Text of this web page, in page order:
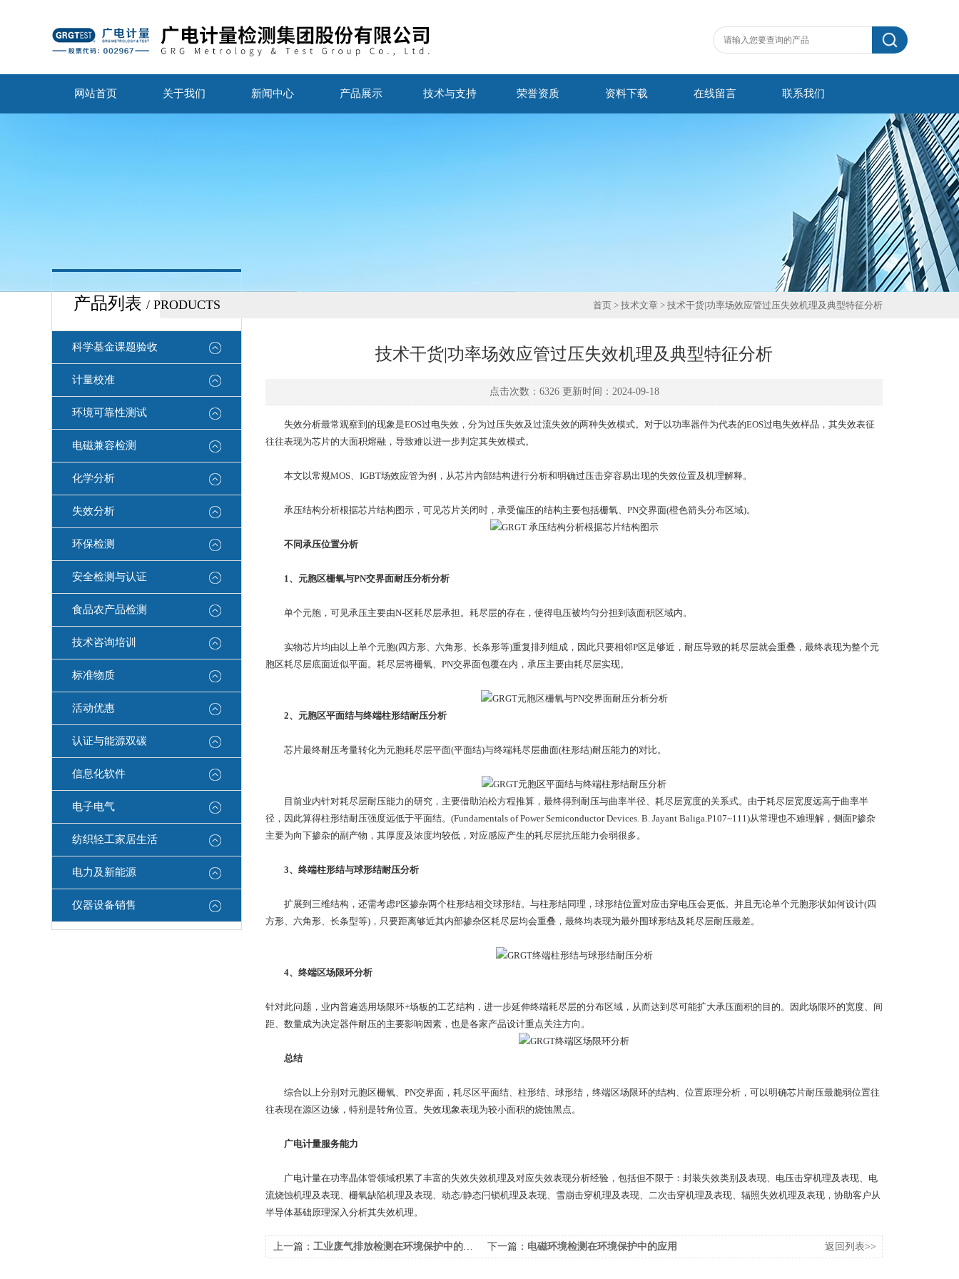
网站首页 关于我们 新闻中心 产品展示 技术与支持 荣誉资质 资料下载 在线留言 联系我们
产品列表 / PRODUCTS
科学基金课题验收
计量校准
环境可靠性测试
电磁兼容检测
化学分析
失效分析
环保检测
安全检测与认证
食品农产品检测
技术咨询培训
标准物质
活动优惠
认证与能源双碳
信息化软件
电子电气
纺织轻工家居生活
电力及新能源
仪器设备销售
首页 > 技术文章 > 技术干货|功率场效应管过压失效机理及典型特征分析
技术干货|功率场效应管过压失效机理及典型特征分析
点击次数：6326 更新时间：2024-09-18
失效分析最常观察到的现象是EOS过电失效，分为过压失效及过流失效的两种失效模式。对于以功率器件为代表的EOS过电失效样品，其失效表征
往往表现为芯片的大面积熔融，导致难以进一步判定其失效模式。
本文以常规MOS、IGBT场效应管为例，从芯片内部结构进行分析和明确过压击穿容易出现的失效位置及机理解释。
承压结构分析根据芯片结构图示，可见芯片关闭时，承受偏压的结构主要包括栅氧、PN交界面(橙色箭头分布区域)。
不同承压位置分析
1、元胞区栅氧与PN交界面耐压分析分析
单个元胞，可见承压主要由N-区耗尽层承担。耗尽层的存在，使得电压被均匀分担到该面积区域内。
实物芯片均由以上单个元胞(四方形、六角形、长条形等)重复排列组成，因此只要相邻P区足够近，耐压导致的耗尽层就会重叠，最终表现为整个元
胞区耗尽层底面近似平面。耗尽层将栅氧、PN交界面包覆在内，承压主要由耗尽层实现。
2、元胞区平面结与终端柱形结耐压分析
芯片最终耐压考量转化为元胞耗尽层平面(平面结)与终端耗尽层曲面(柱形结)耐压能力的对比。
目前业内针对耗尽层耐压能力的研究，主要借助泊松方程推算，最终得到耐压与曲率半径、耗尽层宽度的关系式。由于耗尽层宽度远高于曲率半
径，因此算得柱形结耐压强度远低于平面结。(Fundamentals of Power Semiconductor Devices. B. Jayant Baliga.P107~111)从常理也不难理解，侧面P掺杂
主要为向下掺杂的副产物，其厚度及浓度均较低，对应感应产生的耗尽层抗压能力会弱很多。
3、终端柱形结与球形结耐压分析
扩展到三维结构，还需考虑P区掺杂两个柱形结相交球形结。与柱形结同理，球形结位置对应击穿电压会更低。并且无论单个元胞形状如何设计(四
方形、六角形、长条型等)，只要距离够近其内部掺杂区耗尽层均会重叠，最终均表现为最外围球形结及耗尽层耐压最差。
4、终端区场限环分析
针对此问题，业内普遍选用场限环+场板的工艺结构，进一步延伸终端耗尽层的分布区域，从而达到尽可能扩大承压面积的目的。因此场限环的宽度、间
距、数量成为决定器件耐压的主要影响因素，也是各家产品设计重点关注方向。
总结
综合以上分别对元胞区栅氧、PN交界面，耗尽区平面结、柱形结、球形结，终端区场限环的结构、位置原理分析，可以明确芯片耐压最脆弱位置往
往表现在源区边缘，特别是转角位置。失效现象表现为较小面积的烧蚀黑点。
广电计量服务能力
广电计量在功率晶体管领域积累了丰富的失效失效机理及对应失效表现分析经验，包括但不限于：封装失效类别及表现、电压击穿机理及表现、电
流烧蚀机理及表现、栅氧缺陷机理及表现、动态/静态闩锁机理及表现、雪崩击穿机理及表现、二次击穿机理及表现、辐照失效机理及表现，协助客户从
半导体基础原理深入分析其失效机理。
上一篇： 工业废气排放检测在环境保护中的重要性 下一篇： 电磁环境检测在环境保护中的应用 返回列表>>